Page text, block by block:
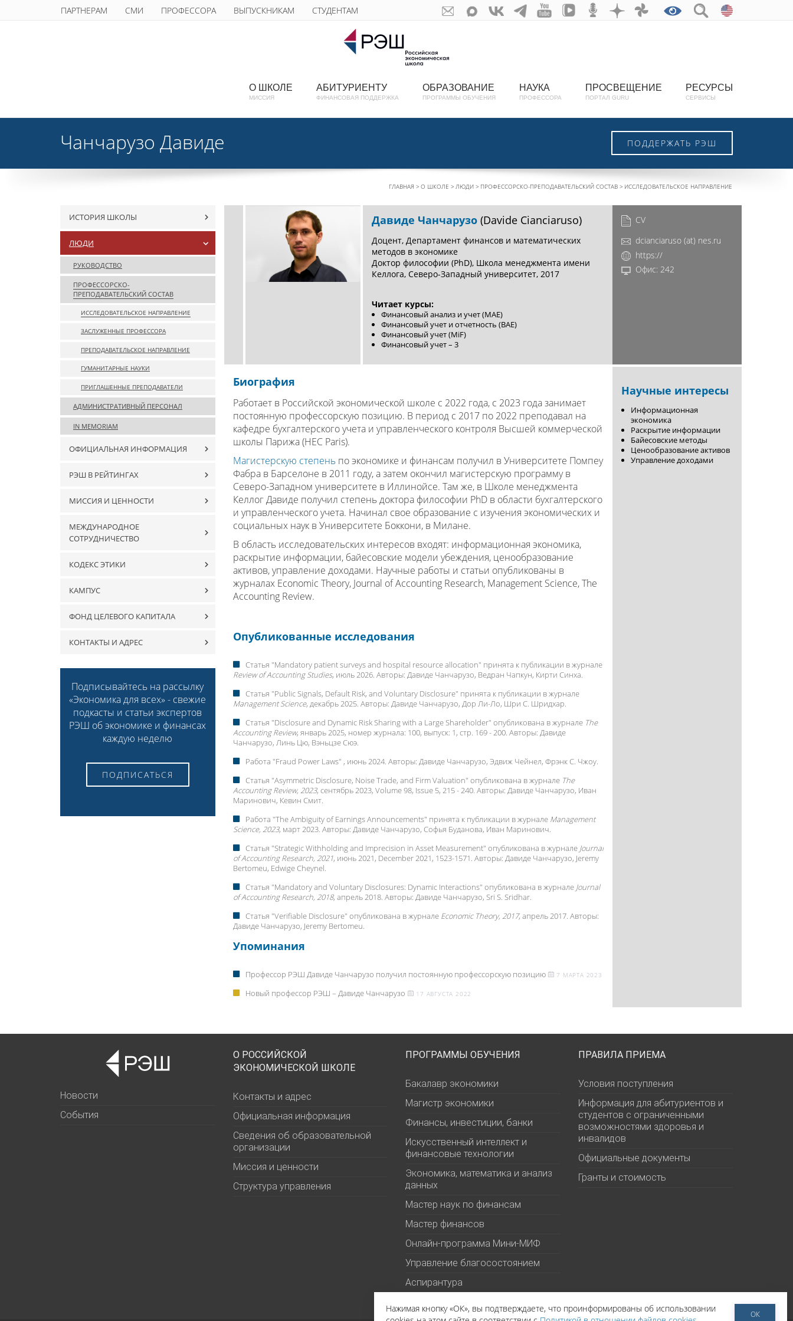
ПАРТНЕРАМ СМИ ПРОФЕССОРА ВЫПУСКНИКАМ СТУДЕНТАМ
О ШКОЛЕ
МИССИЯ
АБИТУРИЕНТУ
ФИНАНСОВАЯ ПОДДЕРЖКА
ОБРАЗОВАНИЕ
ПРОГРАММЫ ОБУЧЕНИЯ
НАУКА
ПРОФЕССОРА
ПРОСВЕЩЕНИЕ
ПОРТАЛ GURU
РЕСУРСЫ
СЕРВИСЫ
Чанчарузо Давиде ПОДДЕРЖАТЬ РЭШ
ГЛАВНАЯ О ШКОЛЕ ЛЮДИ ПРОФЕССОРСКО-ПРЕПОДАВАТЕЛЬСКИЙ СОСТАВ ИССЛЕДОВАТЕЛЬСКОЕ НАПРАВЛЕНИЕ
Давиде Чанчарузо (Davide Cianciaruso)
Доцент, Департамент финансов и математических
методов в экономике
Доктор философии (PhD), Школа менеджмента имени
Келлога, Северо-Западный университет, 2017
Читает курсы:
Финансовый анализ и учет (MAE)
Финансовый учет и отчетность (BAE)
Финансовый учет (MiF)
Финансовый учет – 3
CV
dcianciaruso (at) nes.ru
https://
Офис: 242
Биография
Работает в Российской экономической школе с 2022 года, с 2023 года занимает
постоянную профессорскую позицию. В период с 2017 по 2022 преподавал на
кафедре бухгалтерского учета и управленческого контроля Высшей коммерческой
школы Парижа (HEC Paris).
Магистерскую степеньпо экономике и финансам получил в Университете Помпеу
Фабра в Барселоне в 2011 году, а затем окончил магистерскую программу в
Северо-Западном университете в Иллинойсе. Там же, в Школе менеджмента
Келлог Давиде получил степень доктора философии PhD в области бухгалтерского
и управленческого учета. Начинал свое образование с изучения экономических и
социальных наук в Университете Боккони, в Милане.
В область исследовательских интересов входят: информационная экономика,
раскрытие информации, байесовские модели убеждения, ценообразование
активов, управление доходами. Научные работы и статьи опубликованы в
журналах Economic Theory, Journal of Accounting Research, Management Science, The
Accounting Review.
Опубликованные исследования
Статья "Mandatory patient surveys and hospital resource allocation" принята к публикации в журнале
Review of Accounting Studies, июль 2026. Авторы: Давиде Чанчарузо, Ведран Чапкун, Кирти Синха.
Статья "Public Signals, Default Risk, and Voluntary Disclosure" принята к публикации в журнале
Management Science, декабрь 2025. Авторы: Давиде Чанчарузо, Дор Ли-Ло, Шри С. Шридхар.
Статья "Disclosure and Dynamic Risk Sharing with a Large Shareholder" опубликована в журнале The
Accounting Review, январь 2025, номер журнала: 100, выпуск: 1, стр. 169 - 200. Авторы: Давиде
Чанчарузо, Линь Цю, Вэньцзе Сюэ.
Работа "Fraud Power Laws" , июнь 2024. Авторы: Давиде Чанчарузо, Эдвиж Чейнел, Фрэнк С. Чжоу.
Статья "Asymmetric Disclosure, Noise Trade, and Firm Valuation" опубликована в журнале The
Accounting Review, 2023, сентябрь 2023, Volume 98, Issue 5, 215 - 240. Авторы: Давиде Чанчарузо, Иван
Маринович, Кевин Смит.
Работа "The Ambiguity of Earnings Announcements" принята к публикации в журнале Management
Science, 2023, март 2023. Авторы: Давиде Чанчарузо, Софья Буданова, Иван Маринович.
Статья "Strategic Withholding and Imprecision in Asset Measurement" опубликована в журнале Journal
of Accounting Research, 2021, июнь 2021, December 2021, 1523-1571. Авторы: Давиде Чанчарузо, Jeremy
Bertomeu, Edwige Cheynel.
Статья "Mandatory and Voluntary Disclosures: Dynamic Interactions" опубликована в журнале Journal
of Accounting Research, 2018, апрель 2018. Авторы: Давиде Чанчарузо, Sri S. Sridhar.
Статья "Verifiable Disclosure" опубликована в журнале Economic Theory, 2017, апрель 2017. Авторы:
Давиде Чанчарузо, Jeremy Bertomeu.
Упоминания
Профессор РЭШ Давиде Чанчарузо получил постоянную профессорскую позицию 7 МАРТА 2023
Новый профессор РЭШ – Давиде Чанчарузо 17 АВГУСТА 2022
Научные интересы
Информационная
экономика
Раскрытие информации
Байесовские методы
Ценообразование активов
Управление доходами
ИСТОРИЯ ШКОЛЫ
ЛЮДИ
РУКОВОДСТВО
ПРОФЕССОРСКО-
ПРЕПОДАВАТЕЛЬСКИЙ СОСТАВ
ИССЛЕДОВАТЕЛЬСКОЕ НАПРАВЛЕНИЕ
ЗАСЛУЖЕННЫЕ ПРОФЕССОРА
ПРЕПОДАВАТЕЛЬСКОЕ НАПРАВЛЕНИЕ
ГУМАНИТАРНЫЕ НАУКИ
ПРИГЛАШЕННЫЕ ПРЕПОДАВАТЕЛИ
АДМИНИСТРАТИВНЫЙ ПЕРСОНАЛ
IN MEMORIAM
ОФИЦИАЛЬНАЯ ИНФОРМАЦИЯ
РЭШ В РЕЙТИНГАХ
МИССИЯ И ЦЕННОСТИ
МЕЖДУНАРОДНОЕ
СОТРУДНИЧЕСТВО
КОДЕКС ЭТИКИ
КАМПУС
ФОНД ЦЕЛЕВОГО КАПИТАЛА
КОНТАКТЫ И АДРЕС
Подписывайтесь на рассылку
«Экономика для всех» - свежие
подкасты и статьи экспертов
РЭШ об экономике и финансах
каждую неделю
ПОДПИСАТЬСЯ
Новости
События
О РОССИЙСКОЙ
ЭКОНОМИЧЕСКОЙ ШКОЛЕ
Контакты и адрес
Официальная информация
Сведения об образовательной
организации
Миссия и ценности
Структура управления
ПРОГРАММЫ ОБУЧЕНИЯ
Бакалавр экономики
Магистр экономики
Финансы, инвестиции, банки
Искусственный интеллект и
финансовые технологии
Экономика, математика и анализ
данных
Мастер наук по финансам
Мастер финансов
Онлайн-программа Мини-МИФ
Управление благосостоянием
Аспирантура
ПРАВИЛА ПРИЕМА
Условия поступления
Информация для абитуриентов и
студентов с ограниченными
возможностями здоровья и
инвалидов
Официальные документы
Гранты и стоимость
Нажимая кнопку «ОК», вы подтверждаете, что проинформированы об использовании
ОК